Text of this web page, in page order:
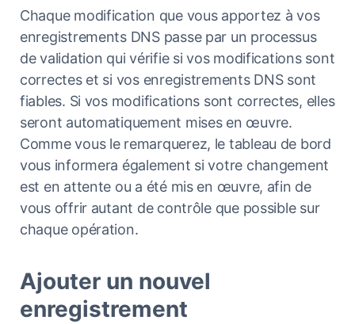
Chaque modification que vous apportez à vos
enregistrements DNS passe par un processus
de validation qui vérifie si vos modifications sont
correctes et si vos enregistrements DNS sont
fiables. Si vos modifications sont correctes, elles
seront automatiquement mises en œuvre.
Comme vous le remarquerez, le tableau de bord
vous informera également si votre changement
est en attente ou a été mis en œuvre, afin de
vous offrir autant de contrôle que possible sur
chaque opération.
Ajouter un nouvel
enregistrement